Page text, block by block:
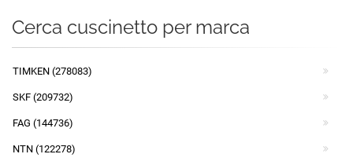
Cerca cuscinetto per marca
TIMKEN (278083)
SKF (209732)
FAG (144736)
NTN (122278)